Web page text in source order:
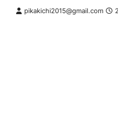
pikakichi2015@gmail.com